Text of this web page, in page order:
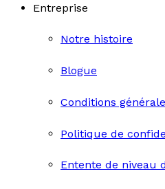
Entreprise
Notre histoire
Blogue
Conditions
Politique de
Entente de niveau